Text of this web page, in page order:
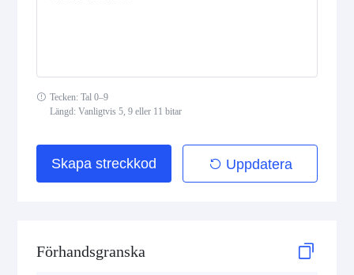
Tecken: Tal 0–9
Längd: Vanligtvis 5, 9 eller 11 bitar
Skapa streckkod Uppdatera
Förhandsgranska